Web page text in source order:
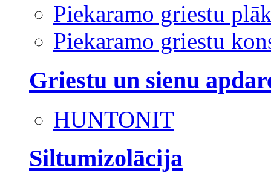
Piekaramo griestu
Piekaramo griestu
Griestu un sienu
HUNTONIT
Siltumizolācija